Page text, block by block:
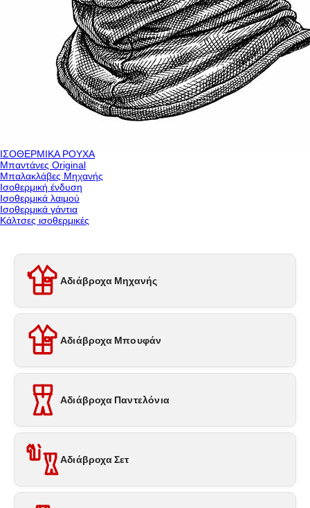
ΙΣΟΘΕΡΜΙΚΑ ΡΟΥΧΑ
Μπαντάνες Original
Μπαλακλάβες Μηχανής
Ισοθερμική ένδυση
Ισοθερμικά λαιμού
Ισοθερμικά γάντια
Κάλτσες ισοθερμικές
Αδιάβροχα Μηχανής
Αδιάβροχα Μπουφάν
Αδιάβροχα Παντελόνια
Αδιάβροχα Σετ